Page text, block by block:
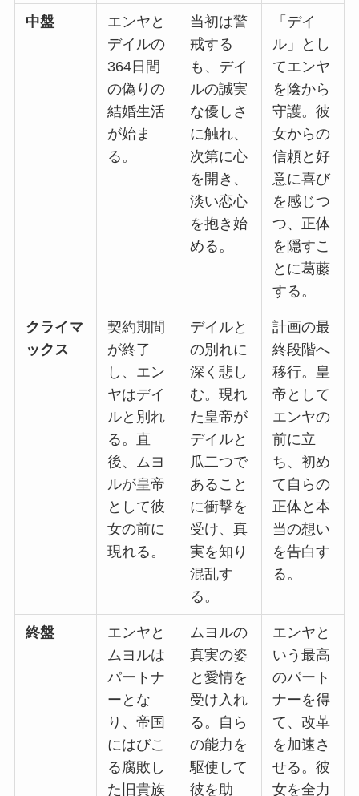
中盤
エンヤと
デイルの
364日間
の偽りの
結婚生活
が始ま
る。
当初は警
戒する
も、デイ
ルの誠実
な優しさ
に触れ、
次第に心
を開き、
淡い恋心
を抱き始
める。
「デイ
ル」とし
てエンヤ
を陰から
守護。彼
女からの
信頼と好
意に喜び
を感じつ
つ、正体
を隠すこ
とに葛藤
する。
クライマ
ックス
契約期間
が終了
し、エン
ヤはデイ
ルと別れ
る。直
後、ムヨ
ルが皇帝
として彼
女の前に
現れる。
デイルと
の別れに
深く悲し
む。現れ
た皇帝が
デイルと
瓜二つで
あること
に衝撃を
受け、真
実を知り
混乱す
る。
計画の最
終段階へ
移行。皇
帝として
エンヤの
前に立
ち、初め
て自らの
正体と本
当の想い
を告白す
る。
終盤
エンヤと
ムヨルは
パートナ
ーとな
り、帝国
にはびこ
る腐敗し
た旧貴族
ムヨルの
真実の姿
と愛情を
受け入れ
る。自ら
の能力を
駆使して
彼を助
エンヤと
いう最高
のパート
ナーを得
て、改革
を加速さ
せる。彼
女を全力